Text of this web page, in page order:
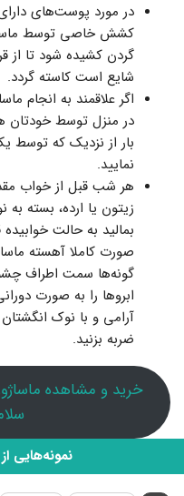
در مورد پوست‌های
کشش خاصی توسط
گردن کشیده شود تا از
شایع است کاسته گردد.
اگر علاقمند به انجام
در منزل توسط خودتان
بار از نزدیک که توسط
نمایید.
هر شب قبل از خواب
زیتون یا ارده، بسته
بمالید به حالت خوابیده
صورت کاملا آهسته
گونه‌ها سمت اطراف
ابروها را به صورت
آرامی و با نوک
ضربه بزنید.
خرید و مشاهده
نمونه‌هایی